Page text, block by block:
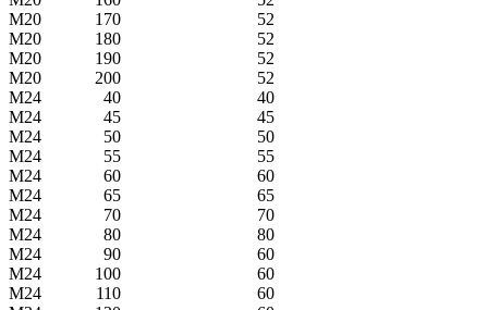
M20
170
52
M20
180
52
M20
190
52
M20
200
52
M24
40
40
M24
45
45
M24
50
50
M24
55
55
M24
60
60
M24
65
65
M24
70
70
M24
80
80
M24
90
60
M24
100
60
M24
110
60